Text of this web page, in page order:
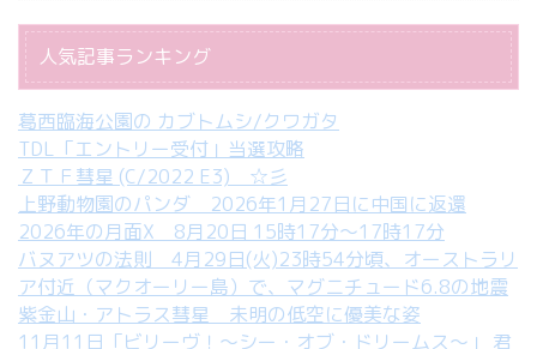
人気記事ランキング
葛西臨海公園の カブトムシ/クワガタ
TDL「エントリー受付」当選攻略
ＺＴＦ彗星 (C/2022 E3) ☆彡
上野動物園のパンダ 2026年1月27日に中国に返還
2026年の月面X 8月20日 15時17分～17時17分
バヌアツの法則 4月29日(火)23時54分頃、オーストラリ
ア付近（マクオーリー島）で、マグニチュード6.8の地震
紫金山・アトラス彗星 未明の低空に優美な姿
11月11日「ビリーヴ！～シー・オブ・ドリームス～」 君